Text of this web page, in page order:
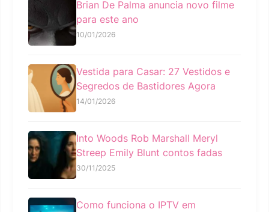
Brian De Palma anuncia novo filme
para este ano
10/01/2026
Vestida para Casar: 27 Vestidos e
Segredos de Bastidores Agora
14/01/2026
Into Woods Rob Marshall Meryl
Streep Emily Blunt contos fadas
30/11/2025
Como funciona o IPTV em